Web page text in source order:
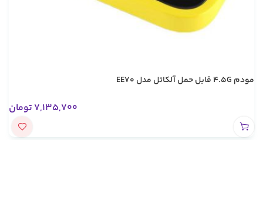
مودم 4.5G قابل حمل آلکاتل مدل EE70
7,135,700 تومان